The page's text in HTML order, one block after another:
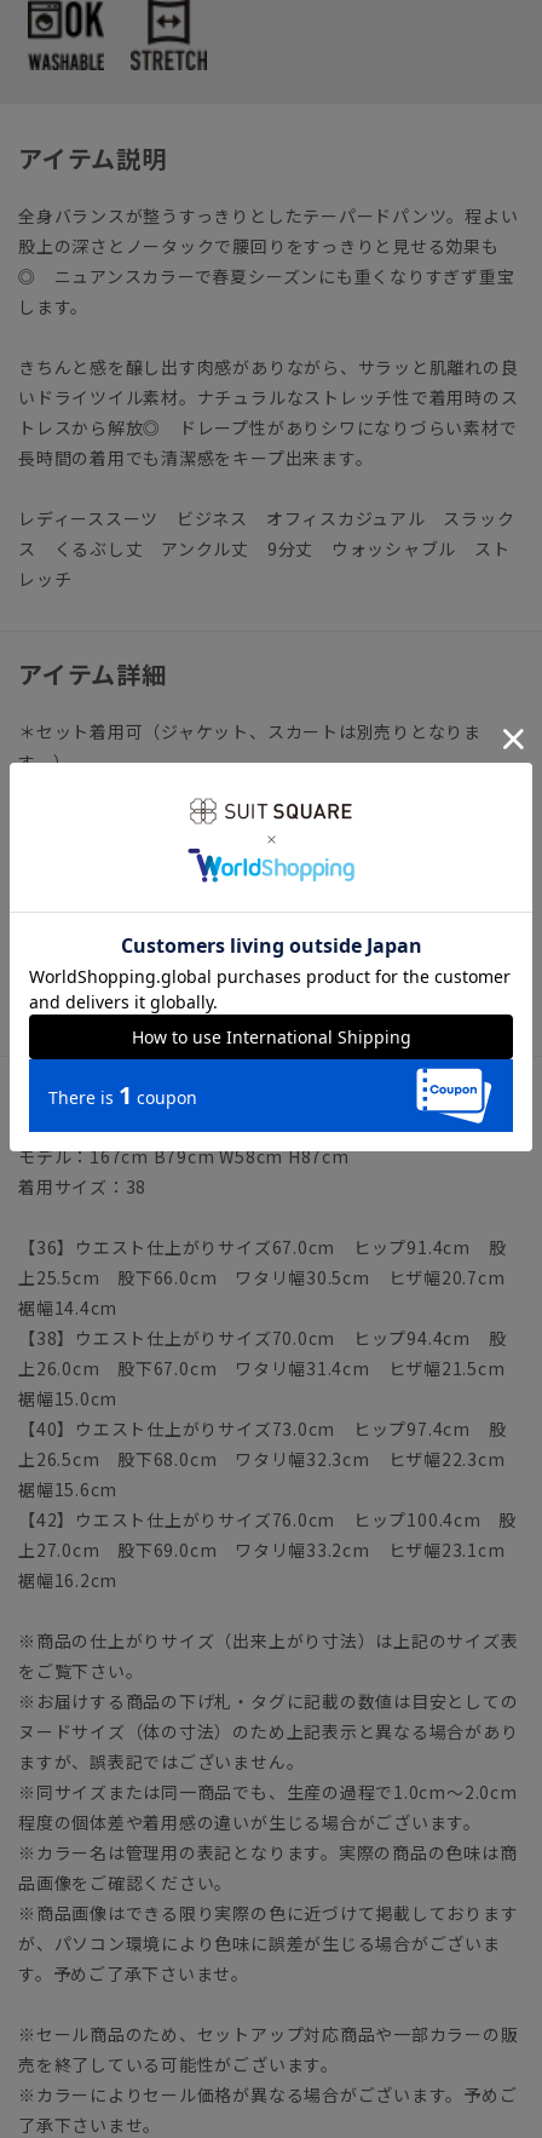
アイテム説明
全身バランスが整うすっきりとしたテーパードパンツ。程よい
股上の深さとノータックで腰回りをすっきりと見せる効果も
◎ ニュアンスカラーで春夏シーズンにも重くなりすぎず重宝
します。
きちんと感を醸し出す肉感がありながら、サラッと肌離れの良
いドライツイル素材。ナチュラルなストレッチ性で着用時のス
トレスから解放◎ ドレープ性がありシワになりづらい素材で
長時間の着用でも清潔感をキープ出来ます。
レディーススーツ ビジネス オフィスカジュアル スラック
ス くるぶし丈 アンクル丈 9分丈 ウォッシャブル スト
レッチ
アイテム詳細
＊セット着用可（ジャケット、スカートは別売りとなりま
す。）
【仕様】ノータック／テーパード／ウエスト：バックゴム／裾
【裾】シングル仕上げ（裾上げは受付対象外となります。）
【洗濯表示】ドライクリーニング・家庭洗濯可《洗濯機可（ネ
ット使用・弱水流）》
ウォッシャブル商品のお取扱いについて
サイズ詳細
モデル：167cm B79cm W58cm H87cm
着用サイズ：38
【36】ウエスト仕上がりサイズ67.0cm ヒップ91.4cm 股
上25.5cm 股下66.0cm ワタリ幅30.5cm ヒザ幅20.7cm
裾幅14.4cm
【38】ウエスト仕上がりサイズ70.0cm ヒップ94.4cm 股
上26.0cm 股下67.0cm ワタリ幅31.4cm ヒザ幅21.5cm
裾幅15.0cm
【40】ウエスト仕上がりサイズ73.0cm ヒップ97.4cm 股
上26.5cm 股下68.0cm ワタリ幅32.3cm ヒザ幅22.3cm
裾幅15.6cm
【42】ウエスト仕上がりサイズ76.0cm ヒップ100.4cm 股
上27.0cm 股下69.0cm ワタリ幅33.2cm ヒザ幅23.1cm
裾幅16.2cm
※商品の仕上がりサイズ（出来上がり寸法）は上記のサイズ表
をご覧下さい。
※お届けする商品の下げ札・タグに記載の数値は目安としての
ヌードサイズ（体の寸法）のため上記表示と異なる場合があり
ますが、誤表記ではございません。
※同サイズまたは同一商品でも、生産の過程で1.0cm～2.0cm
程度の個体差や着用感の違いが生じる場合がございます。
※カラー名は管理用の表記となります。実際の商品の色味は商
品画像をご確認ください。
※商品画像はできる限り実際の色に近づけて掲載しております
が、パソコン環境により色味に誤差が生じる場合がございま
す。予めご了承下さいませ。
※セール商品のため、セットアップ対応商品や一部カラーの販
売を終了している可能性がございます。
※カラーによりセール価格が異なる場合がございます。予めご
了承下さいませ。